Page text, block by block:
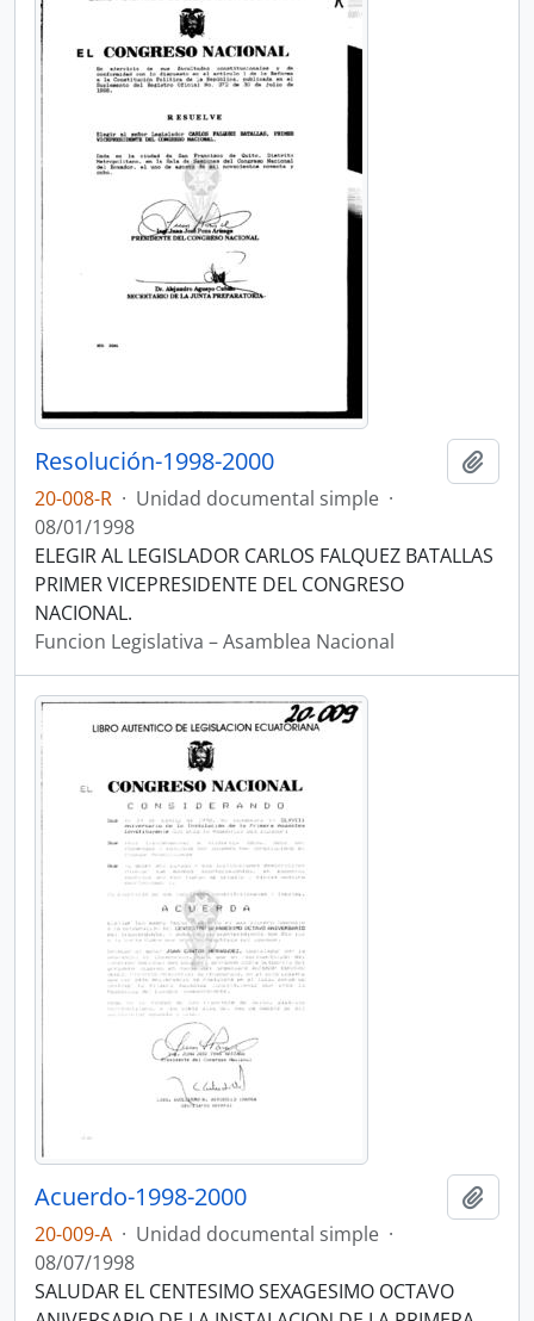
Resolución-1998-2000
20-008-R · Unidad documental simple ·
08/01/1998
ELEGIR AL LEGISLADOR CARLOS FALQUEZ BATALLAS
PRIMER VICEPRESIDENTE DEL CONGRESO
NACIONAL.
Funcion Legislativa – Asamblea Nacional
Acuerdo-1998-2000
20-009-A · Unidad documental simple ·
08/07/1998
SALUDAR EL CENTESIMO SEXAGESIMO OCTAVO